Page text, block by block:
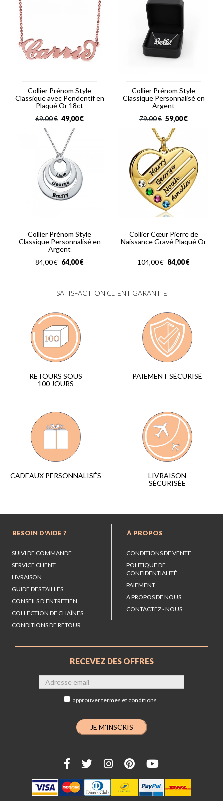
Collier Prénom Style
Classique avec Pendentif en
Plaqué Or 18ct
€
69,00 €
49,00
Collier Prénom Style
Classique Personnalisé en
Argent
€
79,00 €
59,00
Collier Prénom Style
Classique Personnalisé en
Argent
€
84,00 €
64,00
Collier Cœur Pierre de
Naissance Gravé Plaqué Or
€
104,00 €
84,00
SATISFACTION CLIENT GARANTIE
RETOURS SOUS
100 JOURS
PAIEMENT SÉCURISÉ
CADEAUX PERSONNALISÉS
LIVRAISON
SÉCURISÉE
BESOIN D'AIDE ?
SUIVI DE COMMANDE
SERVICE CLIENT
LIVRAISON
GUIDE DES TAILLES
CONSEILS D'ENTRETIEN
COLLECTION DE CHAÎNES
CONDITIONS DE RETOUR
À PROPOS
CONDITIONS DE VENTE
POLITIQUE DE
CONFIDENTIALITÉ
PAIEMENT
A PROPOS DE NOUS
CONTACTEZ - NOUS
RECEVEZ DES OFFRES
approuvertermes et conditions